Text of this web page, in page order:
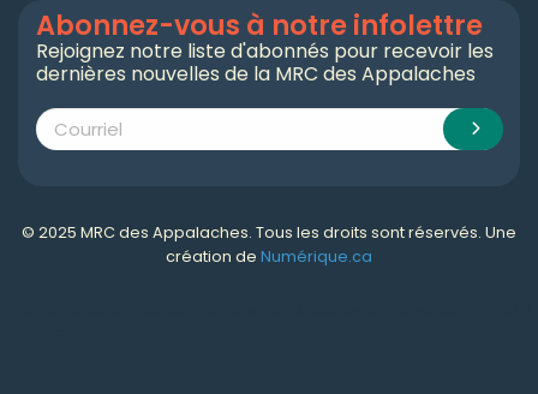
Abonnez-vous à notre infolettre
Rejoignez notre liste d'abonnés pour recevoir les
dernières nouvelles de la MRC des Appalaches
© 2025 MRC des Appalaches. Tous les droits sont réservés. Une
création de Numérique.ca